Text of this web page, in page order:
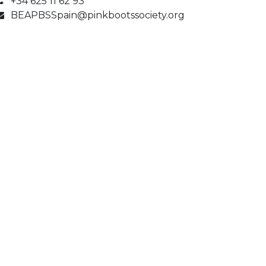
BEAPBSSpain@pinkbootssociety.org